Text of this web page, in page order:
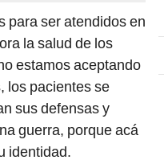
para ser atendidos en
la salud de los
estamos aceptando
los pacientes se
sus defensas y
guerra, porque acá
identidad.